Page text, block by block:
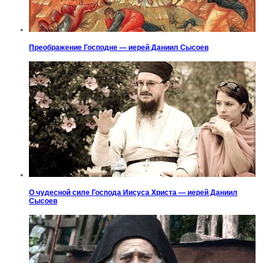
Преображение Господне — иерей Даниил Сысоев
О чудесной силе Господа Иисуса Христа — иерей Даниил
Сысоев